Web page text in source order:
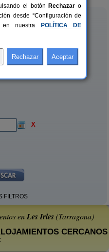
X
FILTROS
enLes Irles(Tarragona)
CERCANOS
el botón Rechazar o
desde “Configuración de
en nuestra
POLÍTICA DE